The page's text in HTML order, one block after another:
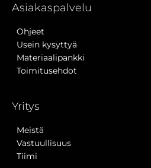
Asiakaspalvelu
Ohjeet
Usein kysyttyä
Materiaalipankki
Toimitusehdot
Yritys
Meistä
Vastuullisuus
Tiimi